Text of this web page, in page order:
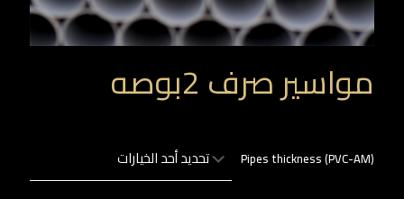
مواسير صرف 2بوصه
Pipes thickness (PVC-AM)